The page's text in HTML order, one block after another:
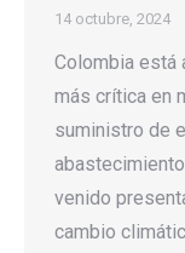
14 octubre, 2024
Colombia está
más crítica en
suministro de
venido
cambio